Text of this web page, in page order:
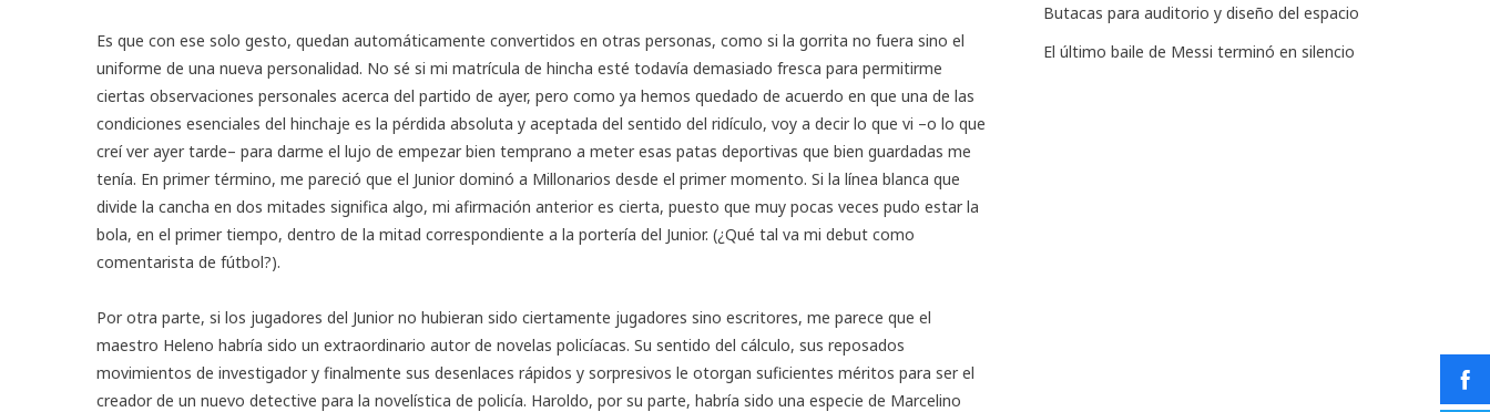
Es que con ese solo gesto, quedan automáticamente convertidos en otras personas, como si la gorrita no fuera sino el
uniforme de una nueva personalidad. No sé si mi matrícula de hincha esté todavía demasiado fresca para permitirme
ciertas observaciones personales acerca del partido de ayer, pero como ya hemos quedado de acuerdo en que una de las
condiciones esenciales del hinchaje es la pérdida absoluta y aceptada del sentido del ridículo, voy a decir lo que vi –o lo que
creí ver ayer tarde– para darme el lujo de empezar bien temprano a meter esas patas deportivas que bien guardadas me
tenía. En primer término, me pareció que el Junior dominó a Millonarios desde el primer momento. Si la línea blanca que
divide la cancha en dos mitades significa algo, mi afirmación anterior es cierta, puesto que muy pocas veces pudo estar la
bola, en el primer tiempo, dentro de la mitad correspondiente a la portería del Junior. (¿Qué tal va mi debut como
comentarista de fútbol?).
Por otra parte, si los jugadores del Junior no hubieran sido ciertamente jugadores sino escritores, me parece que el
maestro Heleno habría sido un extraordinario autor de novelas policíacas. Su sentido del cálculo, sus reposados
movimientos de investigador y finalmente sus desenlaces rápidos y sorpresivos le otorgan suficientes méritos para ser el
creador de un nuevo detective para la novelística de policía. Haroldo, por su parte, habría sido una especie de Marcelino
Butacas para auditorio y diseño del espacio
El último baile de Messi terminó en silencio